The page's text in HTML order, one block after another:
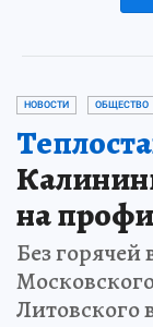
НОВОСТИ ОБЩЕСТВО
на
Без
Литовского